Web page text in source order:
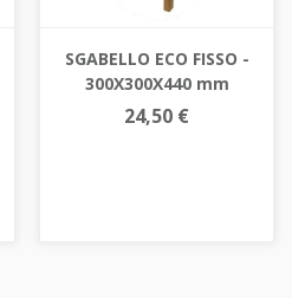
SGABELLO ECO FISSO -
300X300X440 mm
24,50 €